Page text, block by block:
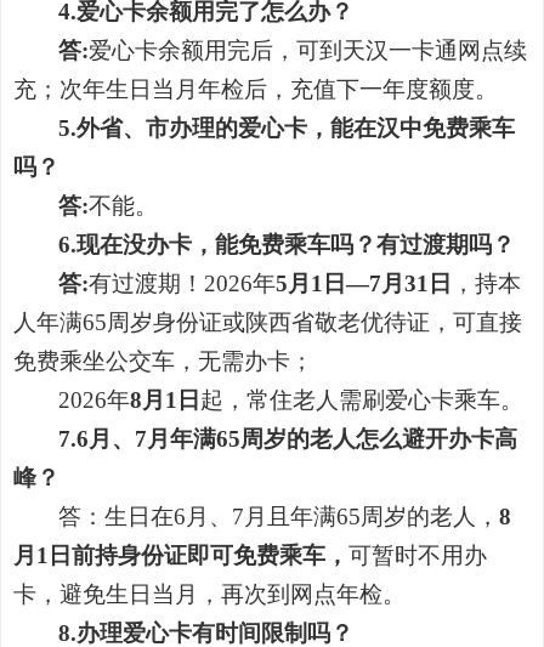
4.爱心卡余额用完了怎么办？
答:爱心卡余额用完后，可到 天汉一卡通 网点续
充；次年生日当月年检后，充值下一年度额度。
5.外省、市办理的爱心卡，能在汉中免费乘车
吗？
答:不能。
6.现在没办卡，能免费乘车吗？有过渡期吗？
答:有过渡期！2026年5月1日—7月31日 ，持本
人年满65周岁身份证或陕西省敬老优待证，可直接
免费乘坐公交车，无需办卡；
2026年8月1日 起，常住老人需刷爱心卡乘车。
7.6月、7月年满65周岁的老人怎么避开办卡高
峰？
答：生日在6月、7月且年满65周岁的老人，8
月1日前持身份证即可免费乘车， 可暂时不用办
卡，避免生日当月，再次到网点年检。
8.办理爱心卡有时间限制吗？